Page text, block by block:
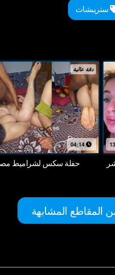
ستريبشات
دقة عالية
04:14
حفلة سكس لشراميط مصر
المقاطع المشابهة